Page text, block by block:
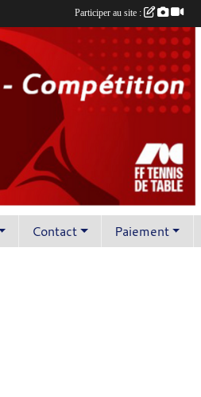
Contact Paiement
Participer au site :